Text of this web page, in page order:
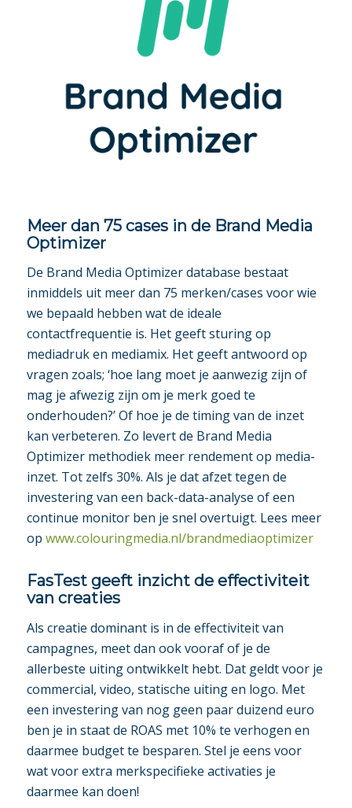
Meer dan 75 cases in de Brand Media
Optimizer
De Brand Media Optimizer database bestaat
inmiddels uit meer dan 75 merken/cases voor wie
we bepaald hebben wat de ideale
contactfrequentie is. Het geeft sturing op
mediadruk en mediamix. Het geeft antwoord op
vragen zoals; ‘hoe lang moet je aanwezig zijn of
mag je afwezig zijn om je merk goed te
onderhouden?’ Of hoe je de timing van de inzet
kan verbeteren. Zo levert de Brand Media
Optimizer methodiek meer rendement op media-
inzet. Tot zelfs 30%. Als je dat afzet tegen de
investering van een back-data-analyse of een
continue monitor ben je snel overtuigt. Lees meer
op www.colouringmedia.nl/brandmediaoptimizer
FasTest geeft inzicht de effectiviteit
van creaties
Als creatie dominant is in de effectiviteit van
campagnes, meet dan ook vooraf of je de
allerbeste uiting ontwikkelt hebt. Dat geldt voor je
commercial, video, statische uiting en logo. Met
een investering van nog geen paar duizend euro
ben je in staat de ROAS met 10% te verhogen en
daarmee budget te besparen. Stel je eens voor
wat voor extra merkspecifieke activaties je
daarmee kan doen!